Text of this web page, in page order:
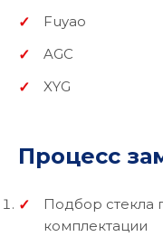
Fuyao
AGC
XYG
Процесс
Подбор стекла
комплектации